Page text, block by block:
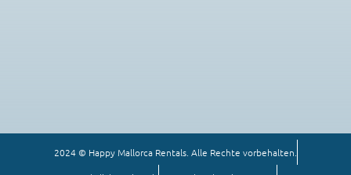
2024 © Happy Mallorca Rentals. Alle Rechte vorbehalten.